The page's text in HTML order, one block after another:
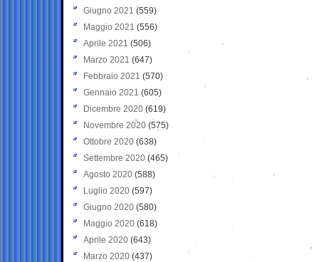
Giugno 2021(559)
Maggio 2021 (556)
Aprile 2021 (506)
Marzo 2021 (647)
Febbraio 2021 (570)
Gennaio 2021 (605)
Dicembre 2020 (619)
Novembre 2020 (575)
Ottobre 2020 (638)
Settembre 2020(465)
Agosto 2020 (588)
Luglio 2020 (597)
Giugno 2020 (580)
Maggio 2020 (618)
Aprile 2020 (643)
Marzo 2020 (437)